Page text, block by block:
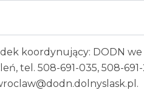
koordynujący: DODN we
tel. 508-691-035, 508-691-